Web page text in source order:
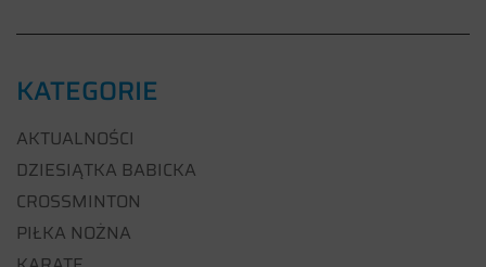
KATEGORIE
AKTUALNOŚCI
DZIESIĄTKA BABICKA
CROSSMINTON
PIŁKA NOŻNA